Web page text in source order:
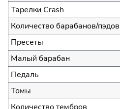
Тарелки Crash
Количество барабанов/пэдов
Пресеты
Малый барабан
Педаль
Томы